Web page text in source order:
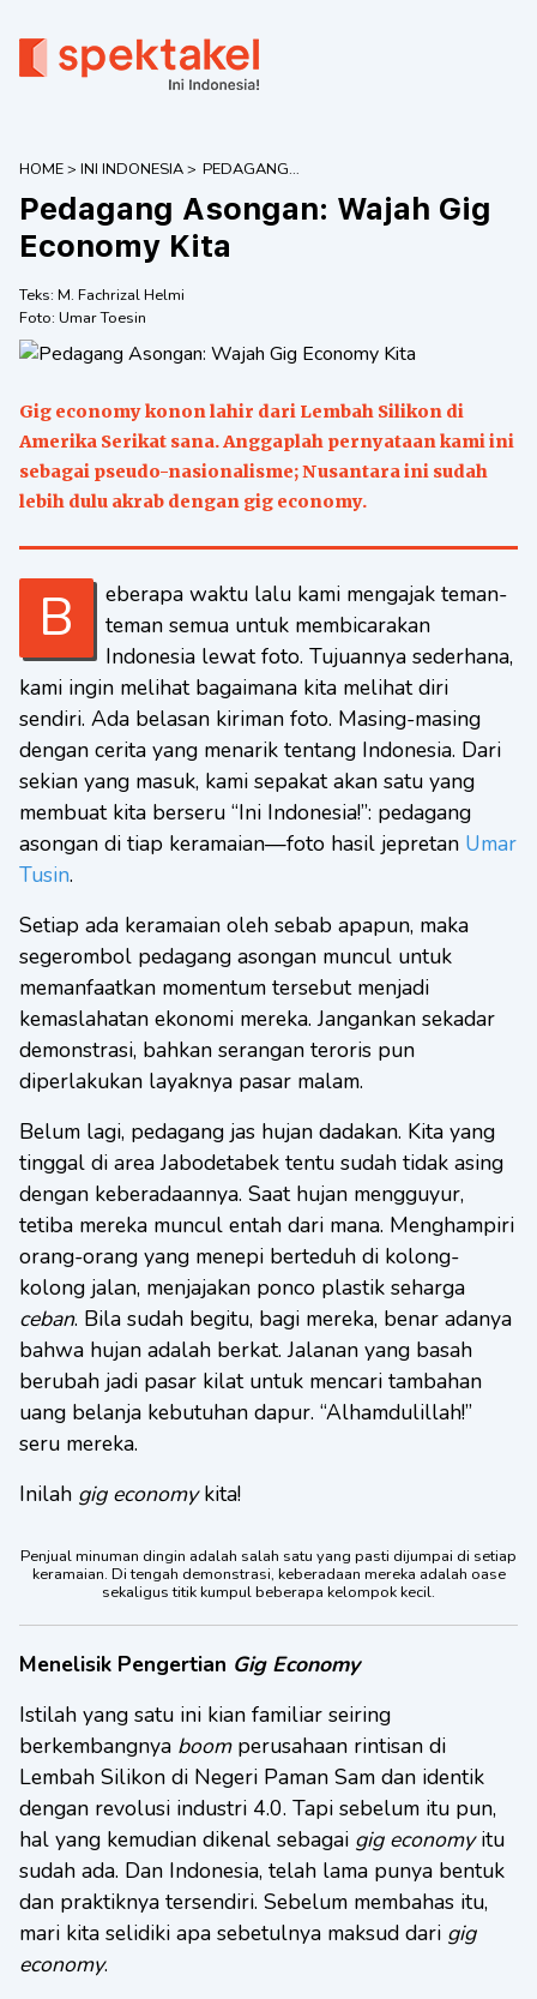
HOME> INI INDONESIA> PEDAGANG
WAJAH GIG
ECONOMY KITA
Pedagang Asongan: Wajah Gig
Economy Kita
Teks: M. Fachrizal Helmi
Foto: Umar Toesin
Gig economy konon lahir dari Lembah Silikon di
Amerika Serikat sana. Anggaplah pernyataan kami ini
sebagai pseudo-nasionalisme; Nusantara ini sudah
lebih dulu akrab dengan gig economy.
Beberapa waktu lalu kami mengajak teman-
teman semua untuk membicarakan
Indonesia lewat foto. Tujuannya sederhana,
kami ingin melihat bagaimana kita melihat diri
sendiri. Ada belasan kiriman foto. Masing-masing
dengan cerita yang menarik tentang Indonesia. Dari
sekian yang masuk, kami sepakat akan satu yang
membuat kita berseru “Ini Indonesia!”: pedagang
asongan di tiap keramaian—foto hasil jepretan Umar
Tusin.
Setiap ada keramaian oleh sebab apapun, maka
segerombol pedagang asongan muncul untuk
memanfaatkan momentum tersebut menjadi
kemaslahatan ekonomi mereka. Jangankan sekadar
demonstrasi, bahkan serangan teroris pun
diperlakukan layaknya pasar malam.
Belum lagi, pedagang jas hujan dadakan. Kita yang
tinggal di area Jabodetabek tentu sudah tidak asing
dengan keberadaannya. Saat hujan mengguyur,
tetiba mereka muncul entah dari mana. Menghampiri
orang-orang yang menepi berteduh di kolong-
kolong jalan, menjajakan ponco plastik seharga
ceban. Bila sudah begitu, bagi mereka, benar adanya
bahwa hujan adalah berkat. Jalanan yang basah
berubah jadi pasar kilat untuk mencari tambahan
uang belanja kebutuhan dapur. “Alhamdulillah!”
seru mereka.
Inilah gig economykita!
Penjual minuman dingin adalah salah satu yang pasti dijumpai di setiap
keramaian. Di tengah demonstrasi, keberadaan mereka adalah oase
sekaligus titik kumpul beberapa kelompok kecil.
Menelisik Pengertian Gig Economy
Istilah yang satu ini kian familiar seiring
berkembangnya boomperusahaan rintisan di
Lembah Silikon di Negeri Paman Sam dan identik
dengan revolusi industri 4.0. Tapi sebelum itu pun,
hal yang kemudian dikenal sebagai gig economyitu
sudah ada. Dan Indonesia, telah lama punya bentuk
dan praktiknya tersendiri. Sebelum membahas itu,
mari kita selidiki apa sebetulnya maksud dari gig
economy.